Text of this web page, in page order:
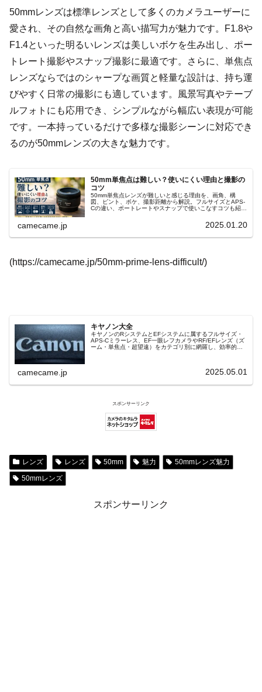
50mmレンズは標準レンズとして多くのカメラユーザーに
愛され、その自然な画角と高い描写力が魅力です。F1.8や
F1.4といった明るいレンズは美しいボケを生み出し、ポー
トレート撮影やスナップ撮影に最適です。さらに、単焦点
レンズならではのシャープな画質と軽量な設計は、持ち運
びやすく日常の撮影にも適しています。風景写真やテーブ
ルフォトにも応用でき、シンプルながら幅広い表現が可能
です。一本持っているだけで多様な撮影シーンに対応でき
るのが50mmレンズの大きな魅力です。
50mm単焦点は難しい？使いにくい理由と撮影の
コツ
50mm単焦点レンズが難しいと感じる理由を、画角、構
図、ピント、ボケ、撮影距離から解説。フルサイズとAPS-
Cの違い、ポートレートやスナップで使いこなすコツも紹介
camecame.jp 2025.01.20
(https://camecame.jp/50mm-prime-lens-difficult/)
キヤノン大全
キヤノンのRシステムとEFシステムに属するフルサイズ・
APS-Cミラーレス、EF一眼レフカメラやRF/EFレンズ（ズ
ーム・単焦点・超望遠）をカテゴリ別に網羅し、効率的に
camecame.jp 2025.05.01
スポンサーリンク
レンズ レンズ 50mm 魅力
50mmレンズ魅力
50mmレンズ
スポンサーリンク